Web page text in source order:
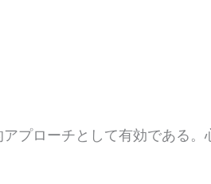
プローチとして有効である。